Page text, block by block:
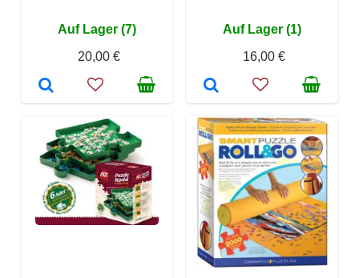
Auf Lager (7)
20,00 €
Auf Lager (1)
16,00 €